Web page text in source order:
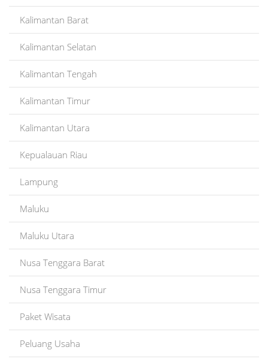
Kalimantan Barat
Kalimantan Selatan
Kalimantan Tengah
Kalimantan Timur
Kalimantan Utara
Kepualauan Riau
Lampung
Maluku
Maluku Utara
Nusa Tenggara Barat
Nusa Tenggara Timur
Paket Wisata
Peluang Usaha